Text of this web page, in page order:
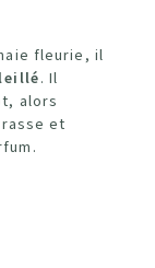
fleurie, il
. Il
alors
et